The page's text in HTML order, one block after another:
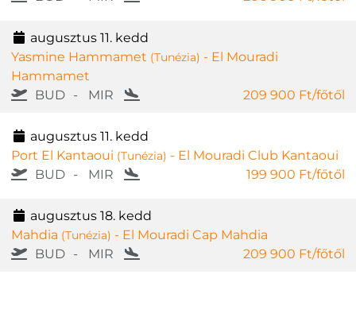
augusztus 11. kedd
Yasmine Hammamet (Tunézia) - El Mouradi
Hammamet
BUD - MIR 209 900 Ft/főtől
augusztus 11. kedd
Port El Kantaoui (Tunézia) - El Mouradi Club Kantaoui
BUD - MIR 199 900 Ft/főtől
augusztus 18. kedd
Mahdia (Tunézia) - El Mouradi Cap Mahdia
BUD - MIR 209 900 Ft/főtől